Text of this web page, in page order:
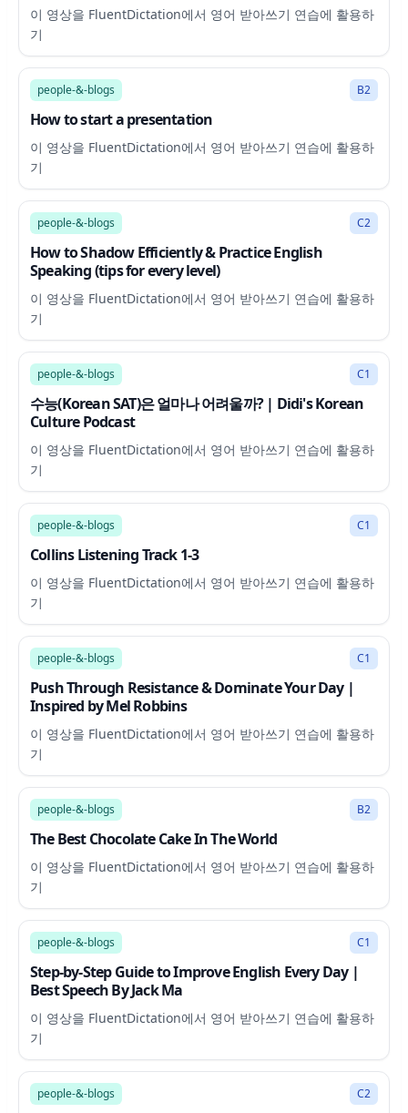
이 영상을 FluentDictation에서 영어 받아쓰기 연습에 활용하
기
3:27
people-&-blogs B2
How to start a presentation
이 영상을 FluentDictation에서 영어 받아쓰기 연습에 활용하
기
15:59
people-&-blogs C2
How to Shadow Efficiently & Practice English
Speaking (tips for every level)
이 영상을 FluentDictation에서 영어 받아쓰기 연습에 활용하
기
32:32
people-&-blogs C1
수능(Korean SAT)은 얼마나 어려울까? | Didi's Korean
Culture Podcast
이 영상을 FluentDictation에서 영어 받아쓰기 연습에 활용하
기
3:16
people-&-blogs C1
Collins Listening Track 1-3
이 영상을 FluentDictation에서 영어 받아쓰기 연습에 활용하
기
31:41
people-&-blogs C1
Push Through Resistance & Dominate Your Day |
Inspired by Mel Robbins
이 영상을 FluentDictation에서 영어 받아쓰기 연습에 활용하
기
10:47
people-&-blogs B2
The Best Chocolate Cake In The World
이 영상을 FluentDictation에서 영어 받아쓰기 연습에 활용하
기
32:01
people-&-blogs C1
Step-by-Step Guide to Improve English Every Day |
Best Speech By Jack Ma
이 영상을 FluentDictation에서 영어 받아쓰기 연습에 활용하
기
1:39
people-&-blogs C2